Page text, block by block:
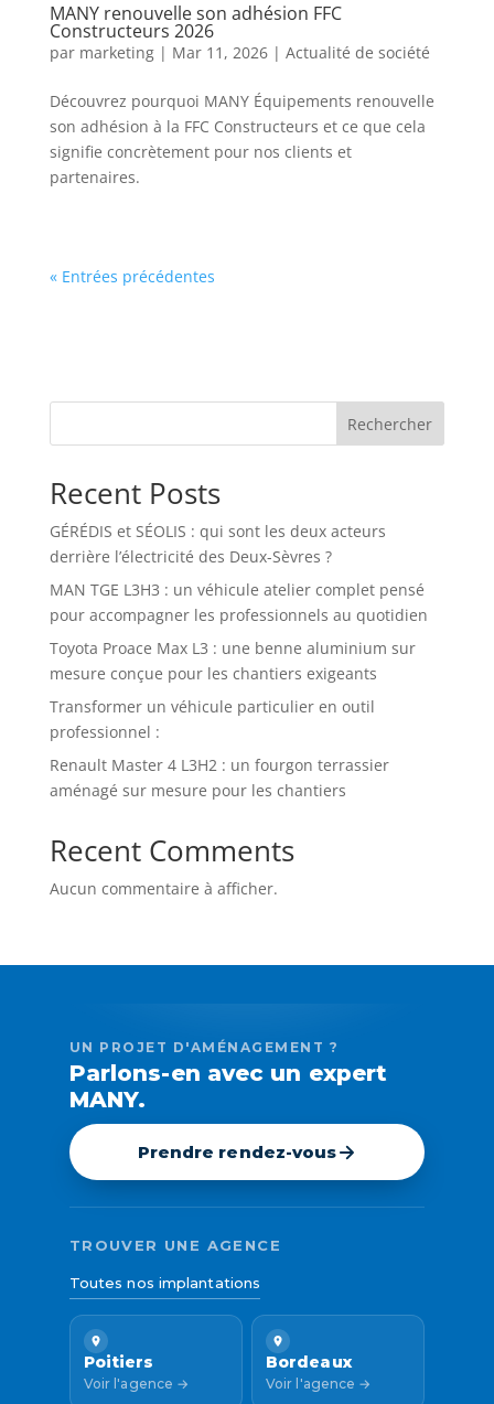
MANY renouvelle son adhésion FFC
Constructeurs 2026
par marketing| Mar 11, 2026| Actualité de société
Découvrez pourquoi MANY Équipements renouvelle
son adhésion à la FFC Constructeurs et ce que cela
signifie concrètement pour nos clients et
partenaires.
« Entrées précédentes
Rechercher
Recent Posts
GÉRÉDIS et SÉOLIS : qui sont les deux acteurs
derrière l’électricité des Deux-Sèvres ?
MAN TGE L3H3 : un véhicule atelier complet pensé
pour accompagner les professionnels au quotidien
Toyota Proace Max L3 : une benne aluminium sur
mesure conçue pour les chantiers exigeants
Transformer un véhicule particulier en outil
professionnel :
Renault Master 4 L3H2 : un fourgon terrassier
aménagé sur mesure pour les chantiers
Recent Comments
Aucun commentaire à afficher.
Prendre rendez-vous
UN PROJET D'AMÉNAGEMENT ?
Parlons-en avec un expert
MANY.
TROUVER UNE AGENCE
Toutes nos implantations
Poitiers
Voir l'agence →
Bordeaux
Voir l'agence →